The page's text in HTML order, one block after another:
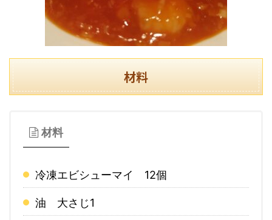
材料
材料
冷凍エビシューマイ 12個
油 大さじ1